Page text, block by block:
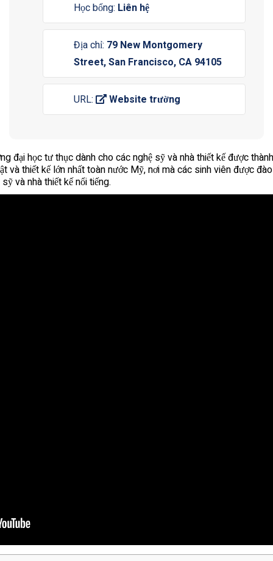
Học bổng: Liên hệ
Địa chỉ: 79 New Montgomery
Street, San Francisco, CA 94105
URL: Website trường
đại học tư thục dành cho các nghệ sỹ và nhà thiết kế được
và thiết kế lớn nhất toàn nước Mỹ, nơi mà các sinh viên được
và nhà thiết kế nổi tiếng.